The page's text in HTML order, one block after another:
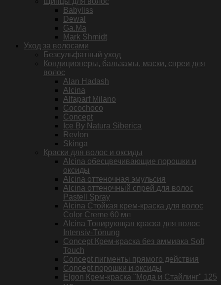
Babyliss
Dewal
Ga.Ma
Mark Shmidt
Уход за волосами
Безсульфатный уход
Кондиционеры, бальзамы, маски, спреи для
волос
Alan Hadash
Alcina
Alfaparf Milano
Cocochoco
Concept
Ice By Natura Siberica
Revlon
Skinga
Краски для волос и оксиды
Alcina обесцвечивающие порошки и
оксиды
Alcina оттеночная эмульсия
Alcina оттеночный спрей для волос
Pastell Spray
Alcina Стойкая крем-краска для волос
Color Creme 60 мл
Alcina Тонирующая краска для волос
Intensiv-Tönung
Concept Крем-краска без аммиака Soft
Touch
Concept пигменты прямого действия
Concept порошки и оксиды
Elgon Крем-краска "Мода и Стайлинг" 125